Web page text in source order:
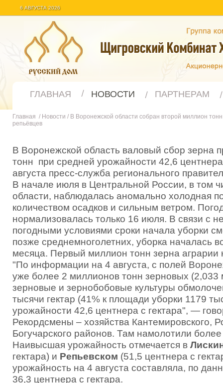
6 АВГУСТА 2026
ГЛАВНАЯ НОВОСТИ ПАРТНЕРАМ
Главная / Новости / В Воронежской области собран второй миллион
репьёвцев
В Воронежской область валовый сбор зерна
тонн при средней урожайности 42,6
августа пресс-служба регионального
В начале июля в Центральной России, в том
области, наблюдалась аномально холодная
количеством осадков и сильным ветром.
нормализовалась только 16 июля. В связи с
погодными условиями сроки начала уборки
позже среднемноголетних, уборка началась
месяца. Первый миллион тонн зерна аграрии
"По информации на 4 августа, с полей
уже более 2 миллионов тонн зерновых
зерновые и зернобобовые культуры
тысячи гектар (41% к площади уборки 1179
урожайности 42,6 центнера с гектара", —
Рекордсмены – хозяйства Кантемировского,
Богучарского районов. Там намолотили
Наивысшая урожайность отмечается в
гектара) и Репьевском (51,5 центнера с
урожайность на 4 августа составляла, по
36,3 центнера с гектара.